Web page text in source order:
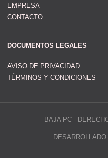
EMPRESA
CONTACTO
DOCUMENTOS LEGALES
AVISO DE PRIVACIDAD
TÉRMINOS Y CONDICIONES
BAJA PC -